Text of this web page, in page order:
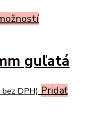
This
multiple
variants.
The
options
guľatá
bez DPH) Pridať